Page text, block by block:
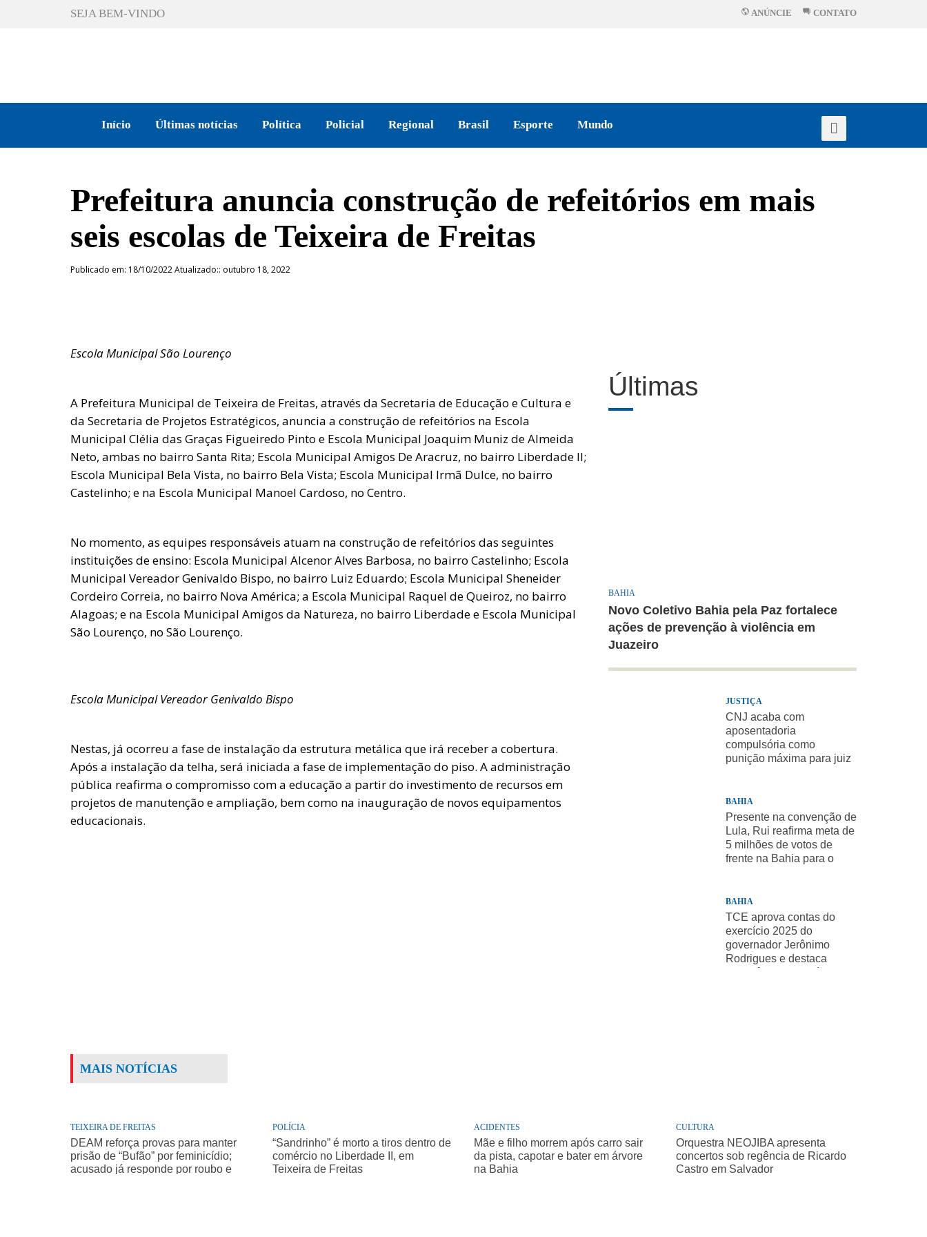
SEJA BEM-VINDO ANÚNCIE CONTATO
Início Últimas notícias Política Policial Regional Brasil Esporte Mundo
Prefeitura anuncia construção de refeitórios em mais
seis escolas de Teixeira de Freitas
Publicado em: 18/10/2022 Atualizado:: outubro 18, 2022
Escola Municipal São Lourenço
A Prefeitura Municipal de Teixeira de Freitas, através da Secretaria de Educação e Cultura e
da Secretaria de Projetos Estratégicos, anuncia a construção de refeitórios na Escola
Municipal Clélia das Graças Figueiredo Pinto e Escola Municipal Joaquim Muniz de Almeida
Neto, ambas no bairro Santa Rita; Escola Municipal Amigos De Aracruz, no bairro Liberdade II;
Escola Municipal Bela Vista, no bairro Bela Vista; Escola Municipal Irmã Dulce, no bairro
Castelinho; e na Escola Municipal Manoel Cardoso, no Centro.
No momento, as equipes responsáveis atuam na construção de refeitórios das seguintes
instituições de ensino: Escola Municipal Alcenor Alves Barbosa, no bairro Castelinho; Escola
Municipal Vereador Genivaldo Bispo, no bairro Luiz Eduardo; Escola Municipal Sheneider
Cordeiro Correia, no bairro Nova América; a Escola Municipal Raquel de Queiroz, no bairro
Alagoas; e na Escola Municipal Amigos da Natureza, no bairro Liberdade e Escola Municipal
São Lourenço, no São Lourenço.
Escola Municipal Vereador Genivaldo Bispo
Nestas, já ocorreu a fase de instalação da estrutura metálica que irá receber a cobertura.
Após a instalação da telha, será iniciada a fase de implementação do piso. A administração
pública reafirma o compromisso com a educação a partir do investimento de recursos em
projetos de manutenção e ampliação, bem como na inauguração de novos equipamentos
educacionais.
Últimas
BAHIA
Novo Coletivo Bahia pela Paz fortalece
ações de prevenção à violência em
Juazeiro
JUSTIÇA
CNJ acaba com
aposentadoria
compulsória como
punição máxima para juiz
BAHIA
Presente na convenção de
Lula, Rui reafirma meta de
5 milhões de votos de
frente na Bahia para o
BAHIA
TCE aprova contas do
exercício 2025 do
governador Jerônimo
Rodrigues e destaca
MAIS NOTÍCIAS
TEIXEIRA DE FREITAS
DEAM reforça provas para manter
prisão de “Bufão” por feminicídio;
acusado já responde por roubo e
POLÍCIA
“Sandrinho” é morto a tiros dentro de
comércio no Liberdade II, em
Teixeira de Freitas
ACIDENTES
Mãe e filho morrem após carro sair
da pista, capotar e bater em árvore
na Bahia
CULTURA
Orquestra NEOJIBA apresenta
concertos sob regência de Ricardo
Castro em Salvador